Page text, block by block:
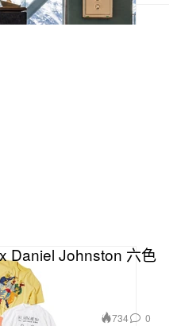
Daniel Johnston 六色
。
734 0